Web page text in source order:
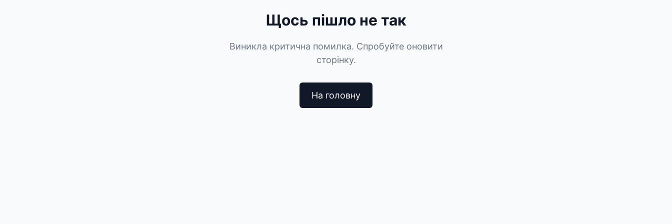
Щось пішло не так
Виникла критична помилка. Спробуйте оновити
сторінку.
На головну